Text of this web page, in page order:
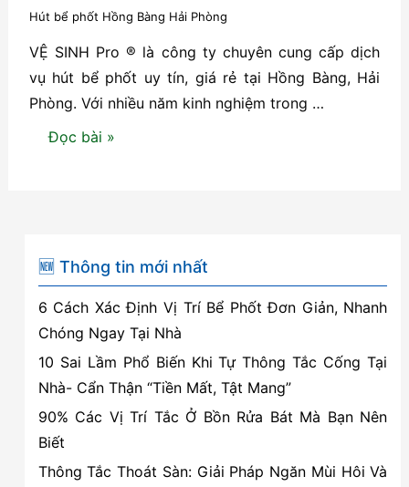
Hút bể phốt Hồng Bàng Hải Phòng
VỆ SINH Pro ® là công ty chuyên cung cấp dịch
vụ hút bể phốt uy tín, giá rẻ tại Hồng Bàng, Hải
Phòng. Với nhiều năm kinh nghiệm trong …
Dịch
uy
tín,
giá
rẻ
tại
Hồng
Bàng,
Hải
Phòng
Đọc bài »
🆕 Thông tin mới nhất
6 Cách Xác Định Vị Trí Bể Phốt Đơn Giản, Nhanh
Chóng Ngay Tại Nhà
10 Sai Lầm Phổ Biến Khi Tự Thông Tắc Cống Tại
Nhà- Cẩn Thận “Tiền Mất, Tật Mang”
90% Các Vị Trí Tắc Ở Bồn Rửa Bát Mà Bạn Nên
Biết
Thông Tắc Thoát Sàn: Giải Pháp Ngăn Mùi Hôi Và